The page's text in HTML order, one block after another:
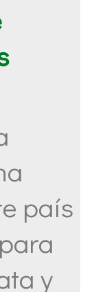
país
y